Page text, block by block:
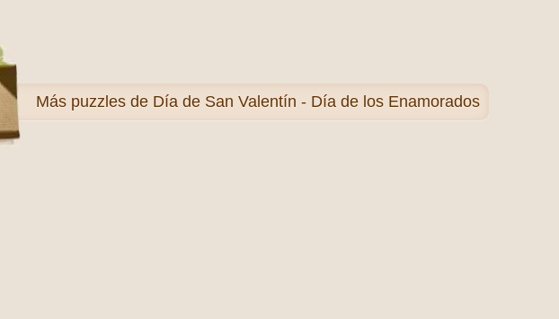
Más puzzles de Día de San Valentín - Día de los Enamorados